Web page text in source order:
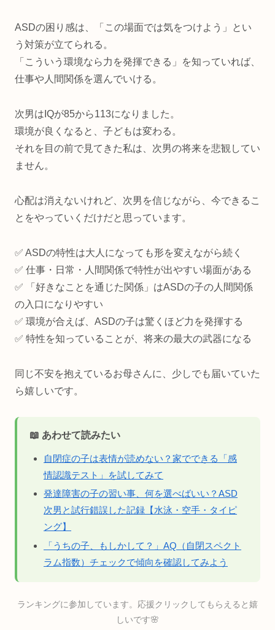
ASDの困り感は、「この場面では気をつけよう」とい
う対策が立てられる。
「こういう環境なら力を発揮できる」を知っていれば、
仕事や人間関係を選んでいける。
次男はIQが85から113になりました。
環境が良くなると、子どもは変わる。
それを目の前で見てきた私は、次男の将来を悲観してい
ません。
心配は消えないけれど、次男を信じながら、今できるこ
とをやっていくだけだと思っています。
✅ ASDの特性は大人になっても形を変えながら続く
✅ 仕事・日常・人間関係で特性が出やすい場面がある
✅ 「好きなことを通じた関係」はASDの子の人間関係
の入口になりやすい
✅ 環境が合えば、ASDの子は驚くほど力を発揮する
✅ 特性を知っていることが、将来の最大の武器になる
同じ不安を抱えているお母さんに、少しでも届いていた
ら嬉しいです。
📖 あわせて読みたい
自閉症の子は表情が読めない？家でできる「感
情認識テスト」を試してみて
発達障害の子の習い事、何を選べばいい？ASD
次男と試行錯誤した記録【水泳・空手・タイピ
ング】
「うちの子、もしかして？」AQ（自閉スペクト
ラム指数）チェックで傾向を確認してみよう
ランキングに参加しています。応援クリックしてもらえると嬉
しいです🌸